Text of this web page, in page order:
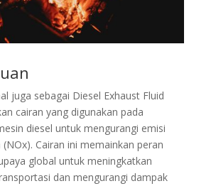
juga sebagai Diesel Exhaust Fluid
cairan yang digunakan pada
diesel untuk mengurangi emisi
Cairan ini memainkan peran
global untuk meningkatkan
dan mengurangi dampak